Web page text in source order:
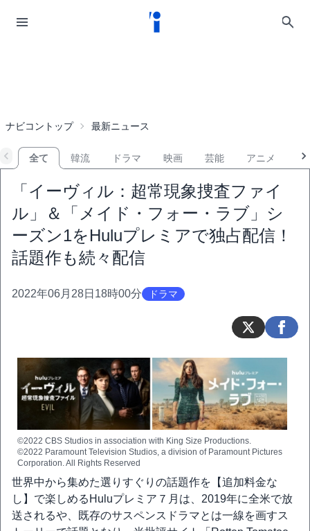
ナビコントップ 最新ニュース
全て 韓流 ドラマ 映画 芸能 アニメ
「イーヴィル：超常現象捜査ファイ
ル」＆「メイド・フォー・ラブ」シ
ーズン1をHuluプレミアで独占配信！
話題作も続々配信
2022年06月28日18時00分 ドラマ
©2022 CBS Studios in association with King Size Productions.
©2022 Paramount Television Studios, a division of Paramount Pictures
Corporation. All Rights Reserved
世界中から集めた選りすぐりの話題作を【追加料金な
し】で楽しめるHuluプレミア７月は、2019年に全米で放
送されるや、既存のサスペンスドラマとは一線を画すス